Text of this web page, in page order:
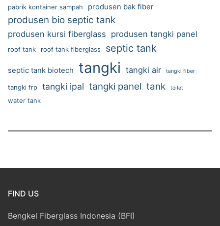
pabrik kontainer sampah
produsen bak fiber
produsen bio septic tank
produsen kursi fiberglass produsen tangki panel
roof tank roof tank fiberglass septic tank
septic tank biotech tangki tangki air tangki fiber
tangki frp tangki ipal tangki panel tank toilet
water tank
FIND US
Bengkel Fiberglass Indonesia (BFI)